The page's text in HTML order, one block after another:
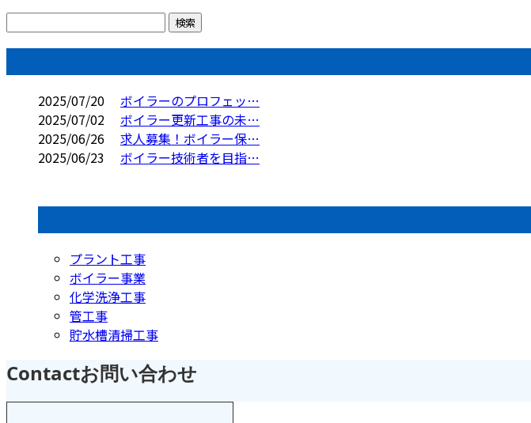
2025/07/20
ボイラーのプロフェッ…
2025/07/02
ボイラー更新工事の未…
2025/06/26
求人募集！ボイラー保…
2025/06/23
ボイラー技術者を目指…
プラント工事
ボイラー事業
化学洗浄工事
管工事
貯水槽清掃工事
Contactお問い合わせ